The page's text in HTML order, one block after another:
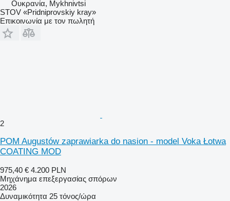
Ουκρανία, Mykhnivtsi
STOV «Pridniprovskiy kray»
Επικοινωνία με τον πωλητή
2
POM Augustów zaprawiarka do nasion - model Voka Łotwa
COATING MOD
975,40 € 4.200 PLN
Μηχάνημα επεξεργασίας σπόρων
2026
Δυναμικότητα 25 τόνος/ώρα